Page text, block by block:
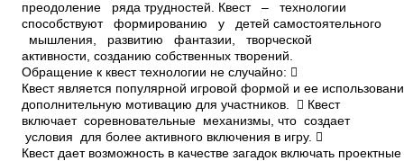
преодоление ряда трудностей. Квест – технологии
способствуют формированию у детей самостоятельного
мышления, развитию фантазии, творческой
активности, созданию собственных творений.
Обращение к квест­ технологии не случайно: 
Квест является популярной игровой формой и ее
дополнительную мотивацию для участников.  Квест
включает соревновательные механизмы, что создает
условия для более активного включения в игру. 
Квест дает возможность в качестве загадок включать